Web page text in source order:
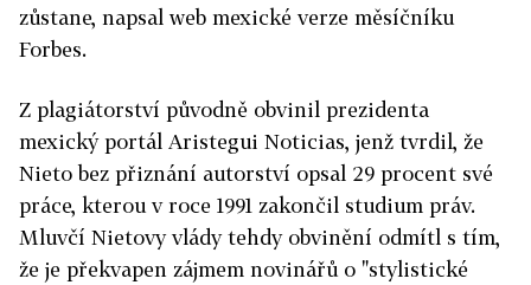
zůstane, napsal web mexické verze měsíčníku
Forbes.
Z plagiátorství původně obvinil prezidenta
mexický portál Aristegui Noticias, jenž tvrdil, že
Nieto bez přiznání autorství opsal 29 procent své
práce, kterou v roce 1991 zakončil studium práv.
Mluvčí Nietovy vlády tehdy obvinění odmítl s tím,
že je překvapen zájmem novinářů o "stylistické